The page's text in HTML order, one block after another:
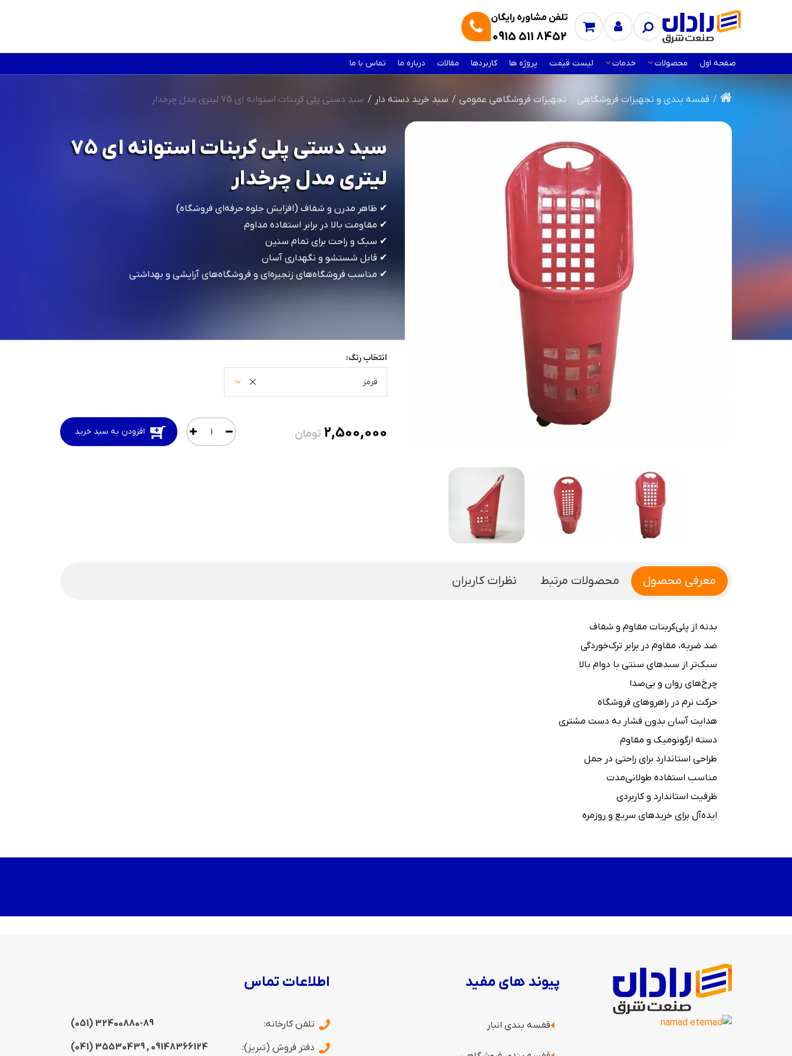
تلفن مشاوره رایگان
0915 511 8452
صفحه اول محصولات خدمات لیست قیمت پروژه ها کاربردها مقالات درباره ما تماس با ما
قفسه بندی و تجهیزات فروشگاهی تجهیزات فروشگاهی عمومی سبد خرید دسته دار سبد دستی پلی کربنات استوانه ای 75 لیتری مدل چرخدار
سبد دستی پلی کربنات استوانه ای 75
لیتری مدل چرخدار
✔ ظاهر مدرن و شفاف (افزایش جلوه حرفه‌ای فروشگاه)
✔ مقاومت بالا در برابر استفاده مداوم
✔ سبک و راحت برای تمام سنین
✔ قابل شستشو و نگهداری آسان
✔ مناسب فروشگاه‌های زنجیره‌ای و فروشگاه‌های آرایشی و بهداشتی
انتخاب رنگ:
قرمز
2,500,000 تومان افزودن به سبد خرید
معرفی محصول محصولات مرتبط نظرات کاربران
بدنه از پلی‌کربنات مقاوم و شفاف
ضد ضربه، مقاوم در برابر ترک‌خوردگی
سبک‌تر از سبدهای سنتی با دوام بالا
چرخ‌های روان و بی‌صدا
حرکت نرم در راهروهای فروشگاه
هدایت آسان بدون فشار به دست مشتری
دسته ارگونومیک و مقاوم
طراحی استاندارد برای راحتی در حمل
مناسب استفاده طولانی‌مدت
ظرفیت استاندارد و کاربردی
ایده‌آل برای خریدهای سریع و روزمره
پیوند های مفید
قفسه بندی انبار
اطلاعات تماس
تلفن کارخانه: (051) 32400880-89
دفتر فروش (تبریز): 09148366124
,
35530439 (041)